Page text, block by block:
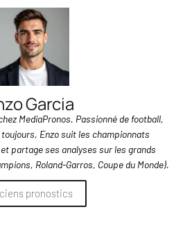
Garcia
MediaPronos. Passionné de football,
Enzo suit les championnats
partage ses analyses sur les grands
Roland-Garros, Coupe du Monde).
pronostics